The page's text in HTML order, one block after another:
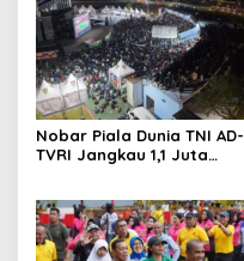
Nobar Piala Dunia TNI AD-
TVRI Jangkau 1,1 Juta